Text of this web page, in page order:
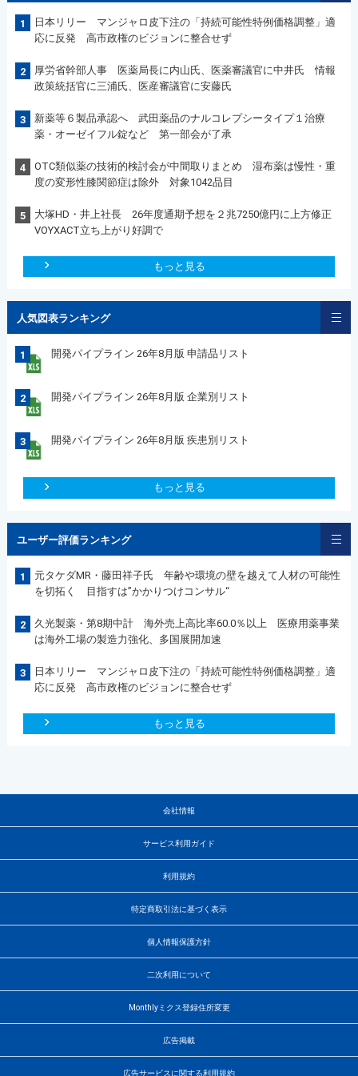
1
日本リリー マンジャロ皮下注の「持続可能性特例価格調整」適
応に反発 高市政権のビジョンに整合せず
2
厚労省幹部人事 医薬局長に内山氏、医薬審議官に中井氏 情報
政策統括官に三浦氏、医産審議官に安藤氏
3
新薬等６製品承認へ 武田薬品のナルコレプシータイプ１治療
薬・オーゼイフル錠など 第一部会が了承
4
OTC類似薬の技術的検討会が中間取りまとめ 湿布薬は慢性・重
度の変形性膝関節症は除外 対象1042品目
5
大塚HD・井上社長 26年度通期予想を２兆7250億円に上方修正
VOYXACT立ち上がり好調で
もっと見る
人気図表ランキング
1 開発パイプライン 26年8月版 申請品リスト
2 開発パイプライン 26年8月版 企業別リスト
3 開発パイプライン 26年8月版 疾患別リスト
もっと見る
ユーザー評価ランキング
1
元タケダMR・藤田祥子氏 年齢や環境の壁を越えて人材の可能性
を切拓く 目指すは”かかりつけコンサル“
2
久光製薬・第8期中計 海外売上高比率60.0％以上 医療用薬事業
は海外工場の製造力強化、多国展開加速
3
日本リリー マンジャロ皮下注の「持続可能性特例価格調整」適
応に反発 高市政権のビジョンに整合せず
もっと見る
会社情報
サービス利用ガイド
利用規約
特定商取引法に基づく表示
個人情報保護方針
二次利用について
Monthlyミクス登録住所変更
広告掲載
広告サービスに関する利用規約